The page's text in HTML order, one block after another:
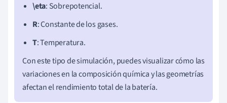
\eta: Sobrepotencial.
R: Constante de los gases.
T: Temperatura.
Con este tipo de simulación, puedes visualizar cómo las
variaciones en la composición química y las geometrías
afectan el rendimiento total de la batería.